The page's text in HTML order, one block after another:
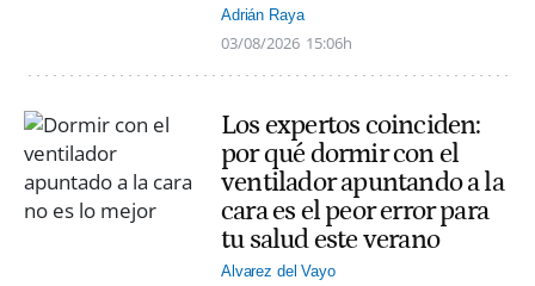
Adrián Raya
03/08/2026 15:06h
Los expertos coinciden:
por qué dormir con el
ventilador apuntando a la
cara es el peor error para
tu salud este verano
Alvarez del Vayo